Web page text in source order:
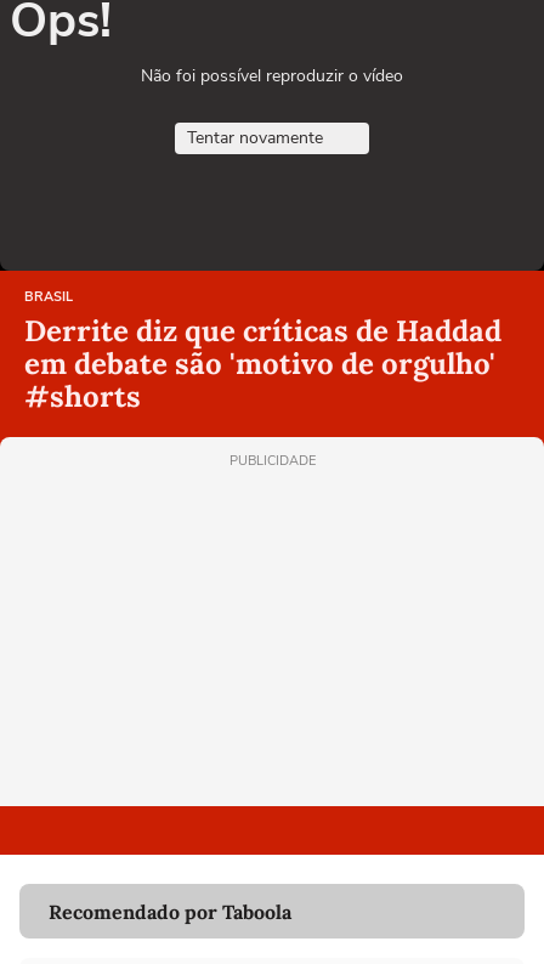
Ops!
Não foi possível reproduzir o vídeo
Tentar novamente
BRASIL
Derrite diz que críticas de Haddad
em debate são 'motivo de orgulho'
#shorts
PUBLICIDADE
Recomendado por Taboola